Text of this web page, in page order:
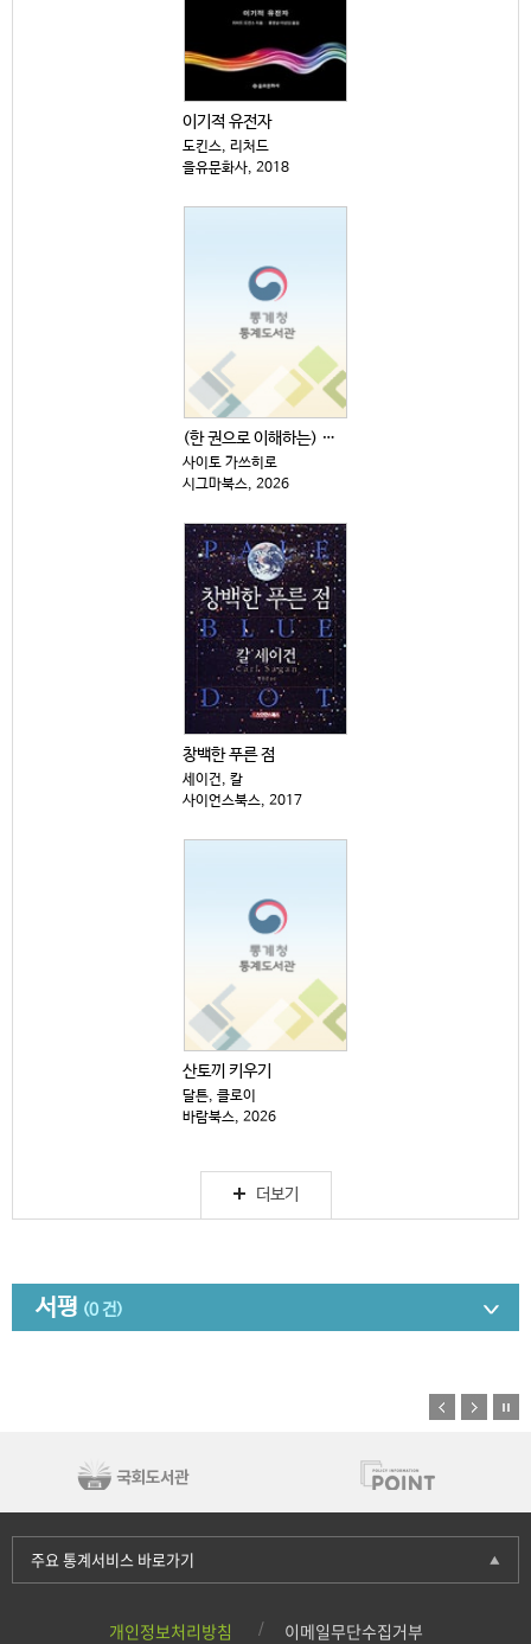
이기적 유전자
도킨스, 리처드
을유문화사, 2018
(한 권으로 이해하는) 원자·소립자·양자의 세계
사이토 가쓰히로
시그마북스, 2026
창백한 푸른 점
세이건, 칼
사이언스북스, 2017
산토끼 키우기
달튼, 클로이
바람북스, 2026
더보기
서평 (0 건)
개인정보처리방침 이메일무단수집거부
주요 통계서비스 바로가기